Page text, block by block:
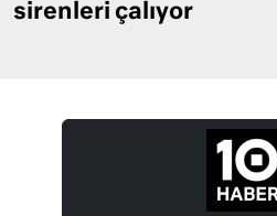
sirenleri çalıyor